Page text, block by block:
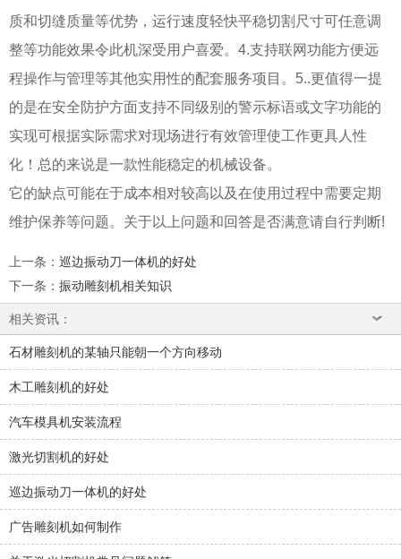
质和切缝质量等优势，运行速度轻快平稳切割尺寸可任意调
整等功能效果令此机深受用户喜爱。4.支持联网功能方便远
程操作与管理等其他实用性的配套服务项目。5..更值得一提
的是在安全防护方面支持不同级别的警示标语或文字功能的
实现可根据实际需求对现场进行有效管理使工作更具人性
化！总的来说是一款性能稳定的机械设备。
它的缺点可能在于成本相对较高以及在使用过程中需要定期
维护保养等问题。关于以上问题和回答是否满意请自行判断!
上一条 ： 巡边振动刀一体机的好处
下一条 ： 振动雕刻机相关知识
相关资讯：
石材雕刻机的某轴只能朝一个方向移动
木工雕刻机的好处
汽车模具机安装流程
激光切割机的好处
巡边振动刀一体机的好处
广告雕刻机如何制作